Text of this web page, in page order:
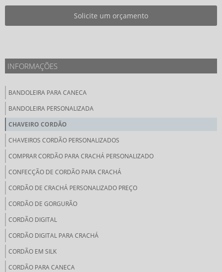
Solicite um orçamento
INFORMAÇÕES
BANDOLEIRA PARA CANECA
BANDOLEIRA PERSONALIZADA
CHAVEIRO CORDÃO
CHAVEIROS CORDÃO PERSONALIZADOS
COMPRAR CORDÃO PARA CRACHÁ PERSONALIZADO
CONFECÇÃO DE CORDÃO PARA CRACHÁ
CORDÃO DE CRACHÁ PERSONALIZADO PREÇO
CORDÃO DE GORGURÃO
CORDÃO DIGITAL
CORDÃO DIGITAL PARA CRACHÁ
CORDÃO EM SILK
CORDÃO PARA CANECA